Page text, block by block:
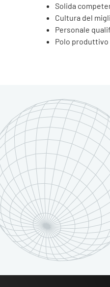
Solida
Cultura del
Personale
Polo